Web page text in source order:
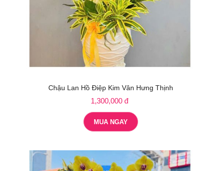
Chậu Lan Hồ Điệp Kim Vân Hưng Thịnh
1,300,000 đ
MUA NGAY